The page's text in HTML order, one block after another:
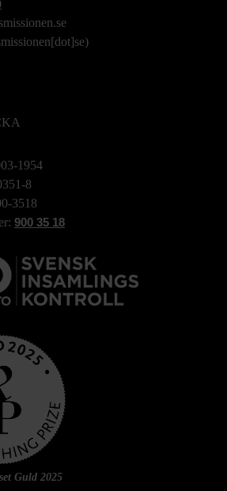
1954
8
3518
900 35 18
Guld 2025